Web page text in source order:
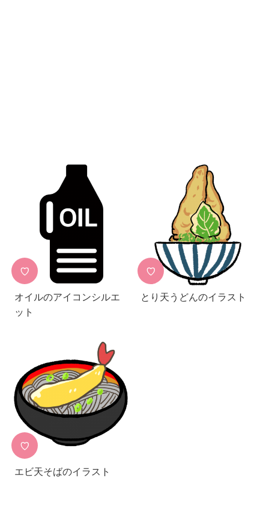
♡
オイルのアイコンシルエ
ット
♡
とり天うどんのイラスト
♡
エビ天そばのイラスト